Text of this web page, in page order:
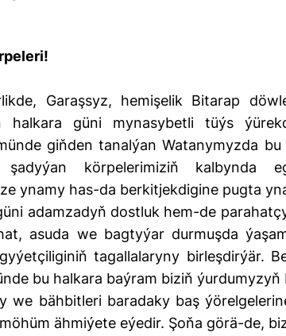
Garaşsyz, hemişelik Bitarap
halkara güni mynasybetli tüýs
giňden tanalýan Watanymyzda bu
körpelerimiziň kalbynda
ynamy has-da berkitjekdigine pugta
adamzadyň dostluk hem-de
asuda we bagtyýar durmuşda
tagallalaryny birleşdirýär.
bu halkara baýram biziň ýurdumyzyň
we bähbitleri baradaky baş
ähmiýete eýedir. Şoňa görä-de,